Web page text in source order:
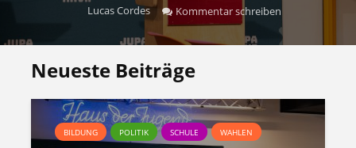
Lucas Cordes Kommentar schreiben
Neueste Beiträge
BILDUNG POLITIK SCHULE WAHLEN